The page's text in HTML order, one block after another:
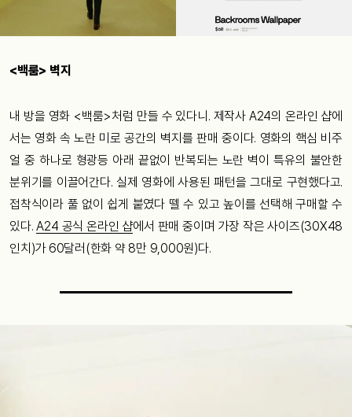
<백룸> 벽지
내 방을 영화 <백룸>처럼 만들 수 있다니. 제작사 A24의 온라인 샵에
서는 영화 속 노란 미로 공간의 벽지를 판매 중이다. 영화의 핵심 비주
얼 중 하나로 형광등 아래 끝없이 반복되는 노란 벽이 특유의 불안한
분위기를 이끌어간다. 실제 영화에 사용된 패턴을 그대로 구현했다고.
접착식이라 풀 없이 쉽게 붙였다 뗄 수 있고 높이를 선택해 구매할 수
있다.A24 공식 온라인 샵에서 판매 중이며 가장 작은 사이즈(30X48
인치)가 60달러(한화 약 8만 9,000원)다.